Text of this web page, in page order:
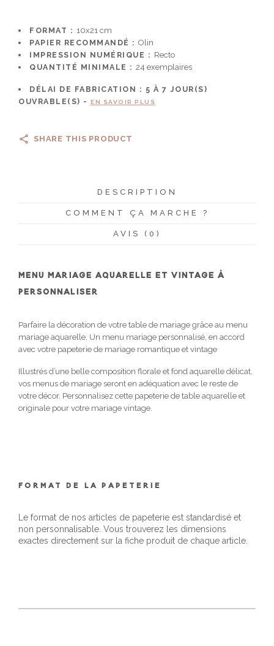
FORMAT : 10x21 cm
PAPIER RECOMMANDÉ : Olin
IMPRESSION NUMÉRIQUE : Recto
QUANTITÉ MINIMALE : 24 exemplaires
DÉLAI DE FABRICATION : 5 À 7 JOUR(S)
OUVRABLE(S) -
EN SAVOIR PLUS
SHARE THIS PRODUCT
DESCRIPTION
COMMENT ÇA MARCHE ?
AVIS (0)
MENU MARIAGE AQUARELLE ET VINTAGE À
PERSONNALISER
Parfaire la décoration de votre table de mariage grâce au menu
mariage aquarelle. Un menu mariage personnalisé, en accord
avec votre papeterie de mariage romantique et vintage
Illustrés d’une belle composition florale et fond aquarelle délicat,
vos menus de mariage seront en adéquation avec le reste de
votre décor. Personnalisez cette papeterie de table aquarelle et
originale pour votre mariage vintage.
FORMAT DE LA PAPETERIE
Le format de nos articles de papeterie est standardisé et
non personnalisable. Vous trouverez les dimensions
exactes directement sur la fiche produit de chaque article.